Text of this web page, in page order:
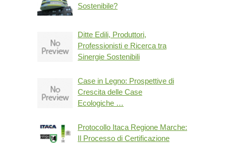
Sostenibile?
Ditte Edili, Produttori,
Professionisti e Ricerca tra
Sinergie Sostenibili
Case in Legno: Prospettive di
Crescita delle Case
Ecologiche …
Protocollo Itaca Regione Marche:
Il Processo di Certificazione